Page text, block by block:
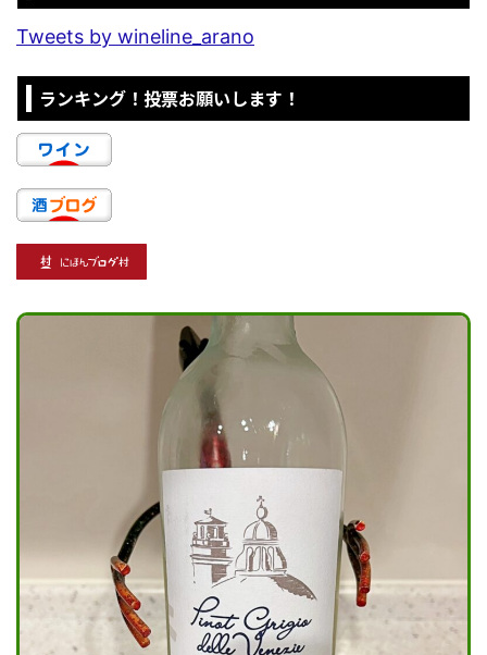
Tweets by wineline_arano
ランキング！投票お願いします！